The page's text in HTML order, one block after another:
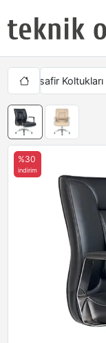
Misafir Koltukları
%30
indirim